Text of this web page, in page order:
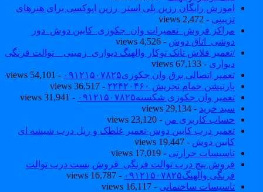
اموزش رایگان رزین پلی استر_رزین اپوکسی برای هنرهای
تزیینی- 2,472 views
مراکز فروش_تعمیرات وان_جکوزی_کابین دوش_دور
دوشی_اتاق دوش- 4,526 views
/تعمیر فلاش تانک توکار والهنگ دیواری_زمینی _ توالت فرنگی
دیواری - 67,133 views
تعمیر اتصالی برق وان جکوزی۰۹۱۲۱۵۰۷۸۲۵
- 54,101 views
پارتیشن حمام تجریش ۲۲۴۲۰۴۶۰
- 36,517 views
تعمیر وان جکوزی شکسته۰۹۱۲۱۵۰۷۸۲۵
- 31,941 views
سبد خرید - 29,134 views
حساب کاربری من- 23,120 views
تعمیر درب کابین دوش-تعمیر غلطک و ریل درب شیشه ای
کابین دوش- 19,447 views
تاسیسات حرارتی- 17,019 views
فروش پیچ درب توالت فرنگی_فروش بست درب توالت
فرنگی والهنگ۰۹۱۲۱۵۰۷۸۲۵
- 16,787 views
تاسیسات ساختمانی- 16,117 views